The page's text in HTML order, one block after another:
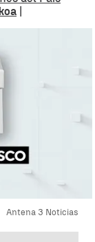
Antena 3 Noticias